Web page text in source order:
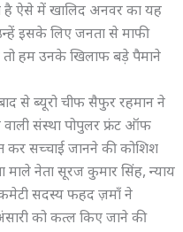
है ऐसे में खालिद अनवर का यह
इसके लिए जनता से माफी
तो हम उनके खिलाफ बड़े पैमाने
से ब्यूरो चीफ सैफुर रहमान ने
वाली संस्था पोपुलर फ्रंट ऑफ
कर सच्चाई जानने की कोशिश
माले नेता सूरज कुमार सिंह, न्याय
सदस्य फहद ज़माँ ने
को कत्ल किए जाने की